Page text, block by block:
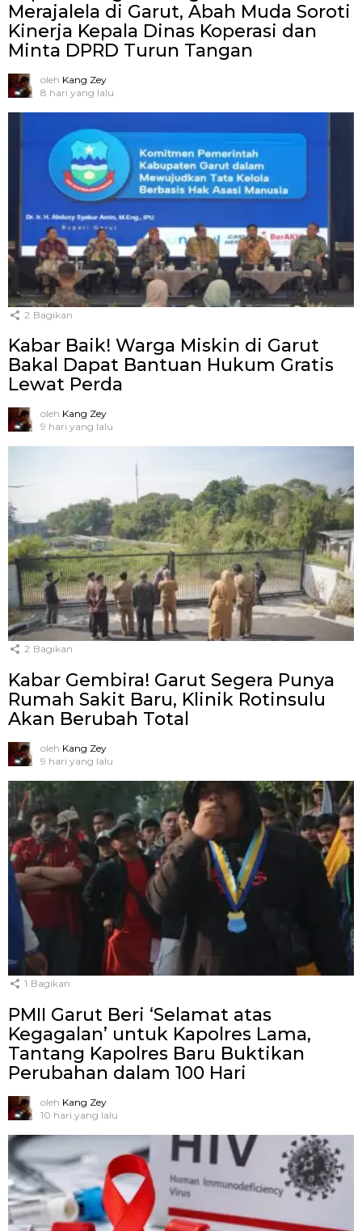
Merajalela di Garut, Abah Muda Soroti
Kinerja Kepala Dinas Koperasi dan
Minta DPRD Turun Tangan
oleh Kang Zey
8 hari yang lalu
2 Bagikan
Kabar Baik! Warga Miskin di Garut
Bakal Dapat Bantuan Hukum Gratis
Lewat Perda
oleh Kang Zey
9 hari yang lalu
2 Bagikan
Kabar Gembira! Garut Segera Punya
Rumah Sakit Baru, Klinik Rotinsulu
Akan Berubah Total
oleh Kang Zey
9 hari yang lalu
1 Bagikan
PMII Garut Beri ‘Selamat atas
Kegagalan’ untuk Kapolres Lama,
Tantang Kapolres Baru Buktikan
Perubahan dalam 100 Hari
oleh Kang Zey
10 hari yang lalu